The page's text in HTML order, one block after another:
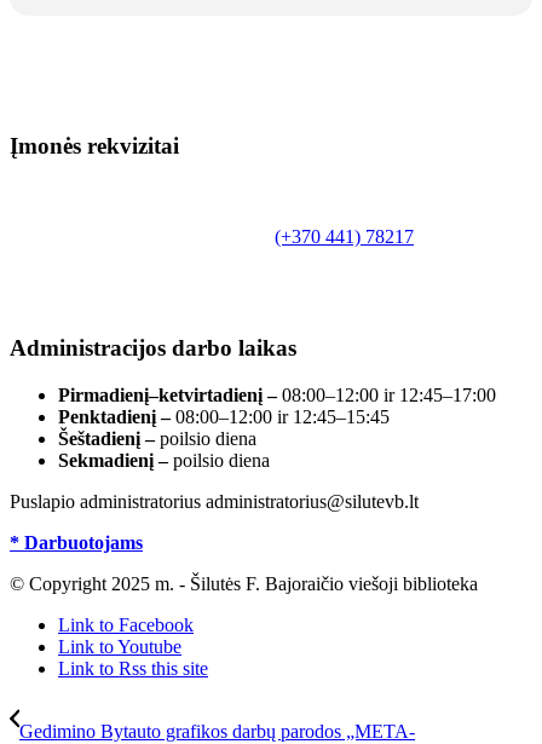
Įmonės rekvizitai
(+370 441) 78217
Administracijos darbo laikas
Pirmadienį–ketvirtadienį –08:00–12:00 ir 12:45–17:00
Penktadienį –08:00–12:00 ir 12:45–15:45
Šeštadienį –poilsio diena
Sekmadienį –poilsio diena
Puslapio administratorius administratorius@silutevb.lt
* Darbuotojams
© Copyright 2025 m. - Šilutės F. Bajoraičio viešoji biblioteka
Link to Facebook
Link to Youtube
Link to Rss this site
Gedimino Bytauto grafikos darbų parodos „META-